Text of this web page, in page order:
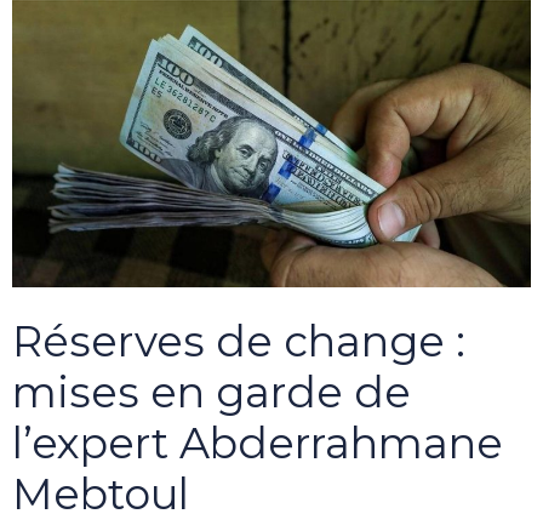
Réserves de change :
mises en garde de
l’expert Abderrahmane
Mebtoul